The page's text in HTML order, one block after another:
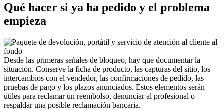
Qué hacer si ya ha pedido y el problema
empieza
Desde las primeras señales de bloqueo, hay que documentar la
situación. Conserve la ficha de producto, las capturas del sitio, los
intercambios con el vendedor, las confirmaciones de pedido, las
pruebas de pago y los plazos anunciados. Estos elementos serán
útiles para reclamar un reembolso, denunciar al profesional o
respaldar una posible reclamación bancaria.